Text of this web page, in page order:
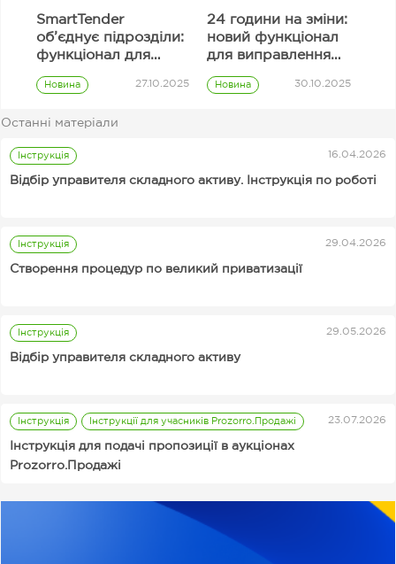
Останні матеріали
Інструкція 16.04.2026
Відбір управителя складного активу. Інструкція по роботі
Інструкція
Інструкції для організаторів аукціонів Prozorro.Продажі
29.04.2026
Створення процедур по великий приватизації
Інструкція 29.05.2026
Відбір управителя складного активу
Інструкція Інструкції для учасників Prozorro.Продажі 23.07.2026
Інструкція для подачі пропозиції в аукціонах
Prozorro.Продажі
SmartTender
об’єднує підрозділи:
функціонал для
закупівель
Новина
закупівлі
27.10.2025
24 години на зміни:
новий функціонал
для виправлення
тендерної
Новина 30.10.2025
тендерної
святкує свій
народження
Новина
Постачальник
Корисні
інвестують в AI —
закупівлі